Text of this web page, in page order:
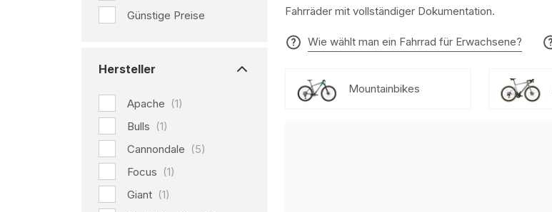
Günstige Preise
Hersteller
Apache (1)
Bulls (1)
Cannondale (5)
Focus (1)
Giant (1)
Fahrräder mit vollständiger Dokumentation.
Wie wählt man ein Fahrrad für Erwachsene?
Mountainbikes